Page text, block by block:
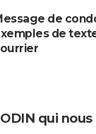
de
de
qui